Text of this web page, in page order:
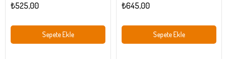
₺525,00
Sepete Ekle
₺645,00
Sepete Ekle